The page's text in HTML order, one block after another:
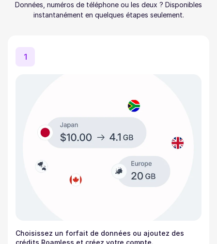
Données, numéros de téléphone ou les deux ? Disponibles
instantanément en quelques étapes seulement.
1
Choisissez un forfait de données ou ajoutez des
crédits Roamless et créez votre compte.